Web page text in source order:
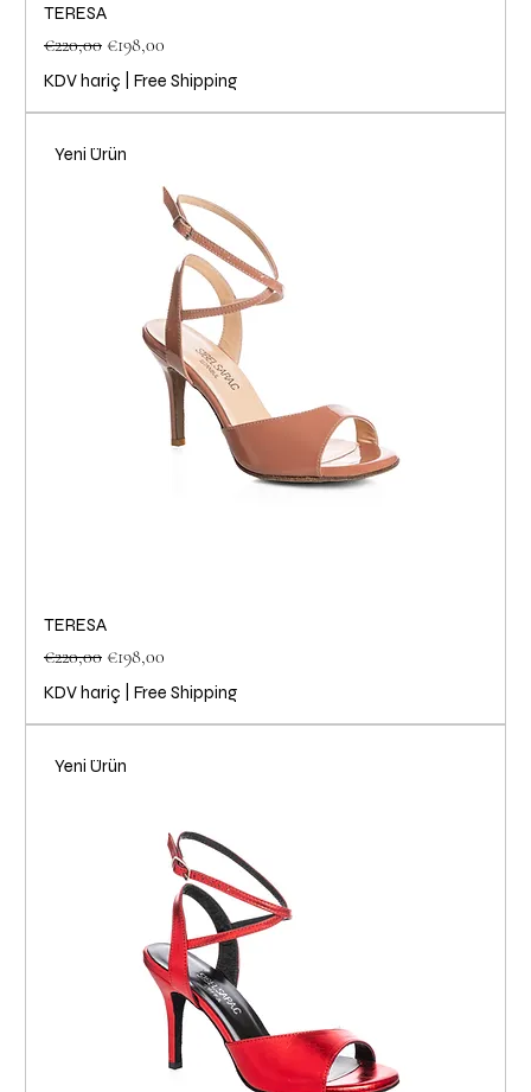
TERESA
Normal Fiyat
€220,00 İndirimli Fiyat
€198,00
KDV hariç Free Shipping
Yeni Ürün
TERESA
Normal Fiyat
€220,00 İndirimli Fiyat
€198,00
KDV hariç Free Shipping
Yeni Ürün